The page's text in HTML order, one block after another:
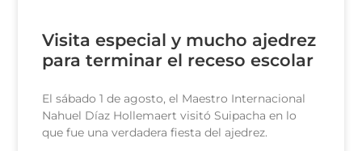
Visita especial y mucho ajedrez
para terminar el receso escolar
El sábado 1 de agosto, el Maestro Internacional
Nahuel Díaz Hollemaert visitó Suipacha en lo
que fue una verdadera fiesta del ajedrez.